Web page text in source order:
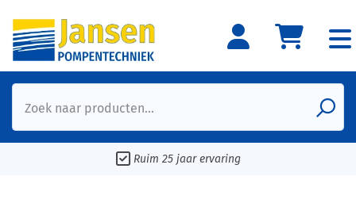
Zoek naar producten...
Ruim 25 jaar ervaring